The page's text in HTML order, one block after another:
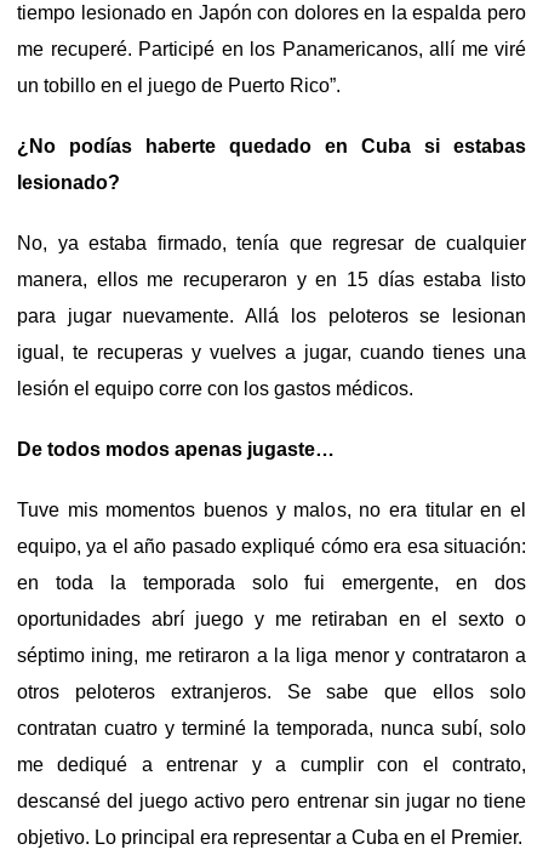
tiempo lesionado en Japón con dolores en la espalda pero
me recuperé. Participé en los Panamericanos, allí me viré
un tobillo en el juego de Puerto Rico”.
¿No podías haberte quedado en Cuba si estabas
lesionado?
No, ya estaba firmado, tenía que regresar de cualquier
manera, ellos me recuperaron y en 15 días estaba listo
para jugar nuevamente. Allá los peloteros se lesionan
igual, te recuperas y vuelves a jugar, cuando tienes una
lesión el equipo corre con los gastos médicos.
De todos modos apenas jugaste…
Tuve mis momentos buenos y malos, no era titular en el
equipo, ya el año pasado expliqué cómo era esa situación:
en toda la temporada solo fui emergente, en dos
oportunidades abrí juego y me retiraban en el sexto o
séptimo ining, me retiraron a la liga menor y contrataron a
otros peloteros extranjeros. Se sabe que ellos solo
contratan cuatro y terminé la temporada, nunca subí, solo
me dediqué a entrenar y a cumplir con el contrato,
descansé del juego activo pero entrenar sin jugar no tiene
objetivo. Lo principal era representar a Cuba en el Premier.